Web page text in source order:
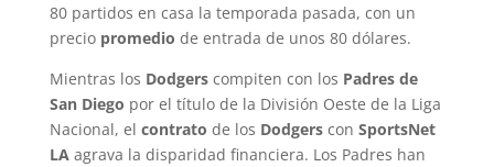
80 partidos en casa la temporada pasada, con un
precio promedio de entrada de unos 80 dólares.
Mientras los Dodgerscompiten con los Padres de
San Diego por el título de la División Oeste de la Liga
Nacional, el contrato de los Dodgerscon SportsNet
LAagrava la disparidad financiera. Los Padres han